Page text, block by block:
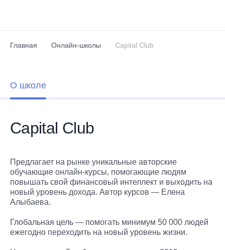
Главная Онлайн-школы Capital Club
О школе
Capital Club
Предлагает на рынке уникальные авторские
обучающие онлайн-курсы, помогающие людям
повышать свой финансовый интеллект и выходить на
новый уровень дохода. Автор курсов — Елена
Алыбаева.
Глобальная цель — помогать минимум 50 000 людей
ежегодно переходить на новый уровень жизни.